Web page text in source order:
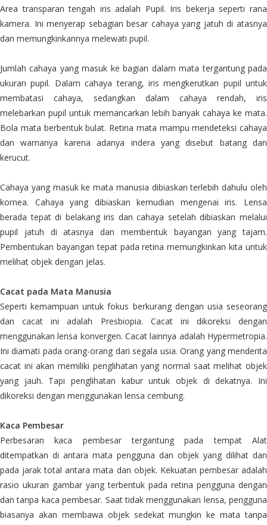
Area transparan tengah iris adalah Pupil. Iris bekerja seperti rana
kamera. Ini menyerap sebagian besar cahaya yang jatuh di atasnya
dan memungkinkannya melewati pupil.
Jumlah cahaya yang masuk ke bagian dalam mata tergantung pada
ukuran pupil. Dalam cahaya terang, iris mengkerutkan pupil untuk
membatasi cahaya, sedangkan dalam cahaya rendah, iris
melebarkan pupil untuk memancarkan lebih banyak cahaya ke mata.
Bola mata berbentuk bulat. Retina mata mampu mendeteksi cahaya
dan warnanya karena adanya indera yang disebut batang dan
kerucut.
Cahaya yang masuk ke mata manusia dibiaskan terlebih dahulu oleh
kornea. Cahaya yang dibiaskan kemudian mengenai iris. Lensa
berada tepat di belakang iris dan cahaya setelah dibiaskan melalui
pupil jatuh di atasnya dan membentuk bayangan yang tajam.
Pembentukan bayangan tepat pada retina memungkinkan kita untuk
melihat objek dengan jelas.
Cacat pada Mata Manusia
Seperti kemampuan untuk fokus berkurang dengan usia seseorang
dan cacat ini adalah Presbiopia. Cacat ini dikoreksi dengan
menggunakan lensa konvergen. Cacat lainnya adalah Hypermetropia.
Ini diamati pada orang-orang dari segala usia. Orang yang menderita
cacat ini akan memiliki penglihatan yang normal saat melihat objek
yang jauh. Tapi penglihatan kabur untuk objek di dekatnya. Ini
dikoreksi dengan menggunakan lensa cembung.
Kaca Pembesar
Perbesaran kaca pembesar tergantung pada tempat Alat
ditempatkan di antara mata pengguna dan objek yang dilihat dan
pada jarak total antara mata dan objek. Kekuatan pembesar adalah
rasio ukuran gambar yang terbentuk pada retina pengguna dengan
dan tanpa kaca pembesar. Saat tidak menggunakan lensa, pengguna
biasanya akan membawa objek sedekat mungkin ke mata tanpa